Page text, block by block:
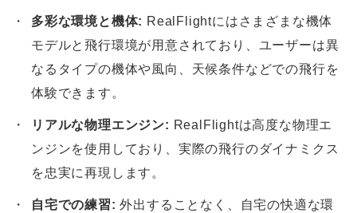
多彩な環境と機体: RealFlightにはさまざまな機体
モデルと飛行環境が用意されており、ユーザーは異
なるタイプの機体や風向、天候条件などでの飛行を
体験できます。
リアルな物理エンジン: RealFlightは高度な物理エ
ンジンを使用しており、実際の飛行のダイナミクス
を忠実に再現します。
自宅での練習:外出することなく、自宅の快適な環